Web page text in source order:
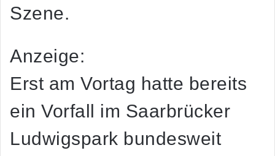
Szene.
Anzeige:
Erst am Vortag hatte bereits
ein Vorfall im Saarbrücker
Ludwigspark bundesweit